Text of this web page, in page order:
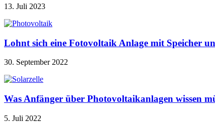
13. Juli 2023
Lohnt sich eine Fotovoltaik Anlage mit Speicher
30. September 2022
Was Anfänger über Photovoltaikanlagen wissen
5. Juli 2022